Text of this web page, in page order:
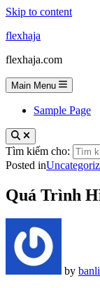
Skip to content
flexhaja
flexhaja.com
Main Menu
Sample Page
Tìm kiếm cho:
Posted in
Quá Trình
by